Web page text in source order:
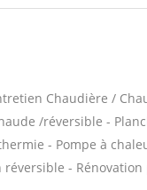
Chaudière /
/réversible -
- Pompe à
-